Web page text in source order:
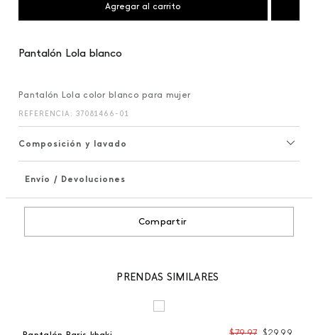
Agregar al carrito
Pantalón Lola blanco
Pantalón Lola color blanco para mujer
REFERENCIA : 37081466-01
Composición y lavado
Envío / Devoluciones
Compartir
PRENDAS SIMILARES
$79,97 $29,99